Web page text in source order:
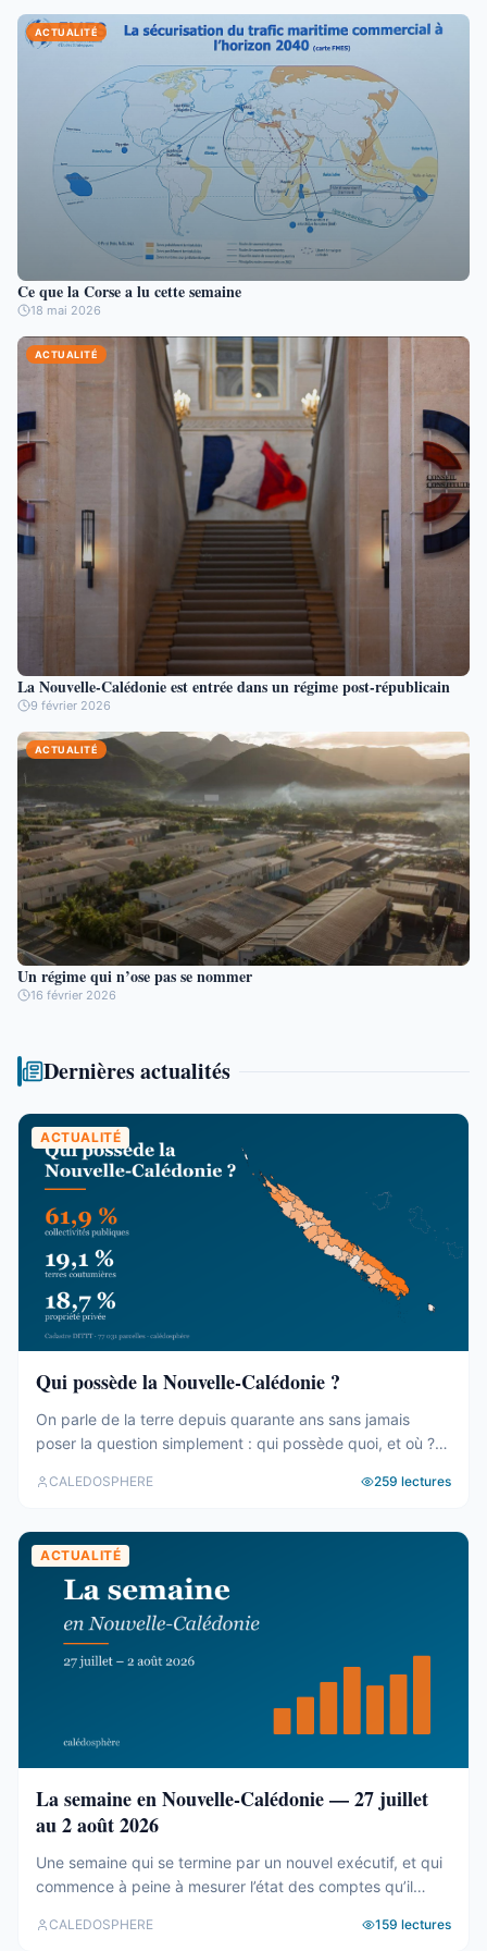
ACTUALITÉ
Ce que la Corse a lu cette semaine
18 mai 2026
ACTUALITÉ
La Nouvelle-Calédonie est entrée dans un régime post-républicain
9 février 2026
ACTUALITÉ
Un régime qui n’ose pas se nommer
16 février 2026
Dernières actualités
ACTUALITÉ
Qui possède la Nouvelle-Calédonie ?
On parle de la terre depuis quarante ans sans jamais
poser la question simplement : qui possède quoi, et où ?
agrégé ses 77 031 parcelles. Le résultat tient en trois
CALEDOSPHERE 259 lectures
ACTUALITÉ
La semaine en Nouvelle-Calédonie — 27 juillet
au 2 août 2026
Une semaine qui se termine par un nouvel exécutif, et qui
commence à peine à mesurer l’état des comptes qu’il
gouvernement, et des comptes qui coincent C’est fait. Le
CALEDOSPHERE 159 lectures